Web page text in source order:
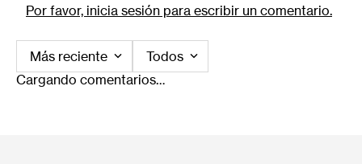
Por favor, inicia sesión para escribir un comentario.
Más reciente
Todos
Cargando comentarios…